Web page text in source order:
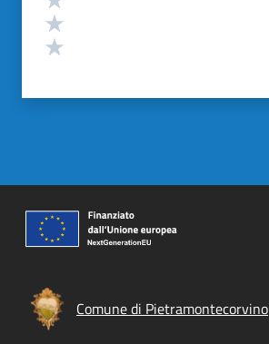
Comune di Pietramontecorvino